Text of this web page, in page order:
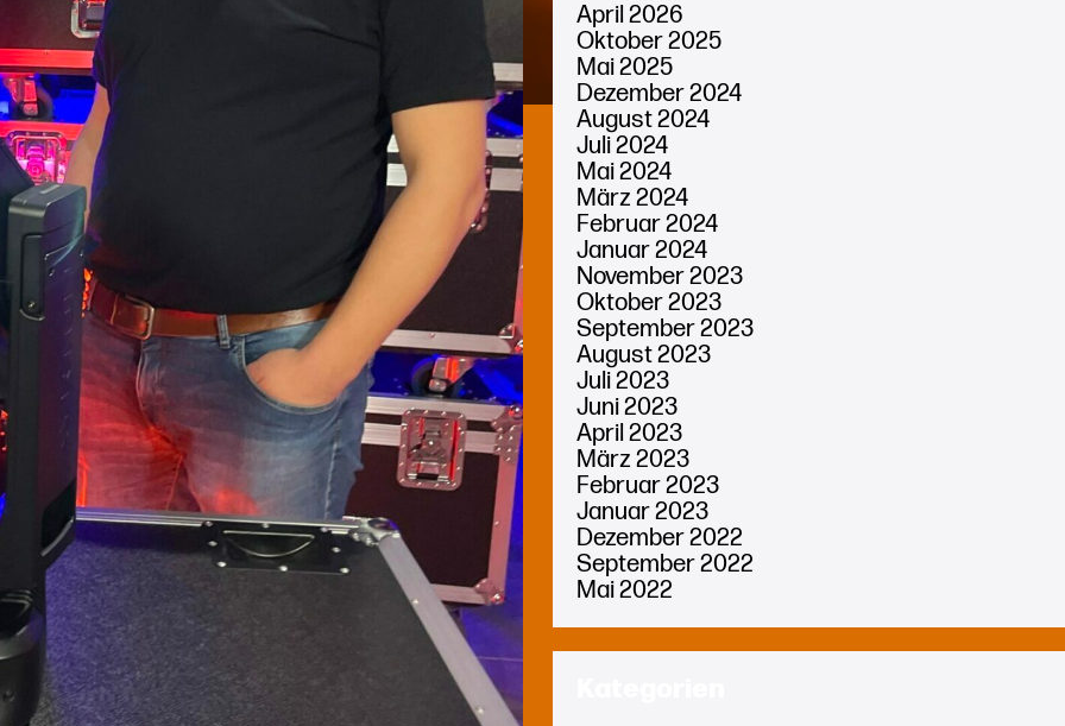
April 2026
Oktober 2025
Mai 2025
Dezember 2024
August 2024
Juli 2024
Mai 2024
März 2024
Februar 2024
Januar 2024
November 2023
Oktober 2023
September 2023
August 2023
Juli 2023
Juni 2023
April 2023
März 2023
Februar 2023
Januar 2023
Dezember 2022
September 2022
Mai 2022